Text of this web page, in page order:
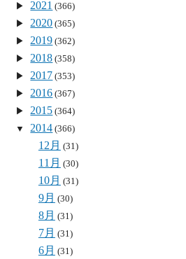
2021 (366)
2020 (365)
2019 (362)
2018 (358)
2017 (353)
2016 (367)
2015 (364)
2014 (366)
12月 (31)
11月 (30)
10月 (31)
9月 (30)
8月 (31)
7月 (31)
6月 (31)